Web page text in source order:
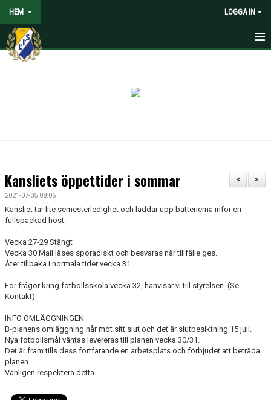
HEM LOGGA IN
HEM
BLI PARTNER TILL LIS
STÖDMEDLEM
SPELARE
POLICYDOKUMENT
KALENDER
EVENEMANG
MEDIA
>
<
Kansliets öppettider i sommar
2021-07-05 08:05
Kansliet tar lite semesterledighet och laddar upp batterierna inför en
fullspäckad höst.
Vecka 27-29 Stängt
Vecka 30 Mail läses sporadiskt och besvaras när tillfälle ges.
Åter tillbaka i normala tider vecka 31
För frågor kring fotbollsskola vecka 32, hänvisar vi till styrelsen. (Se
Kontakt)
INFO OMLÄGGNINGEN
B-planens omläggning når mot sitt slut och det är slutbesiktning 15 juli.
Nya fotbollsmål väntas levereras till planen vecka 30/31.
Det är fram tills dess fortfarande en arbetsplats och förbjudet att beträda
planen.
Vänligen respektera detta